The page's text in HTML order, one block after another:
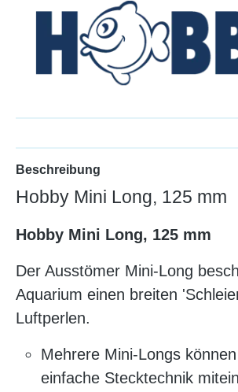
Beschreibung
Hobby Mini Long, 125 mm
Hobby Mini Long, 125 mm
Der Ausstömer Mini-Long
Aquarium einen breiten
Luftperlen.
Mehrere Mini-Longs
einfache Stecktechnik